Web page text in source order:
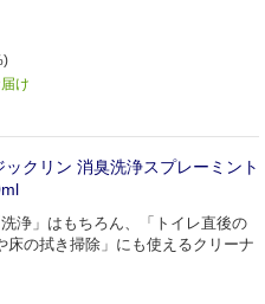
け
クリン 消臭洗浄スプレーミント
浄」はもちろん、「トイレ直後の
床の拭き掃除」にも使えるクリーナ